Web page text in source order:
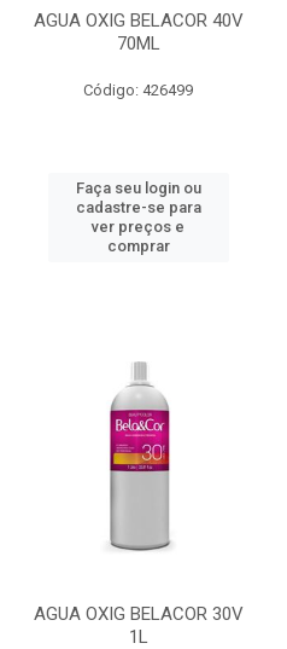
AGUA OXIG BELACOR 40V
70ML
Código: 426499
Faça seu login ou
cadastre-se para
ver preços e
comprar
AGUA OXIG BELACOR 30V
1L